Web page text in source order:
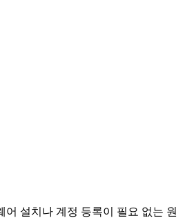
어 설치나 계정 등록이 필요 없는 원